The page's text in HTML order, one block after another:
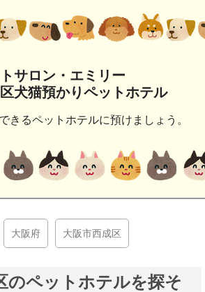
サロン・エミリー
犬猫預かりペットホテル
きるペットホテルに預けましょう。
大阪府 大阪市西成区
のペットホテルを探そ